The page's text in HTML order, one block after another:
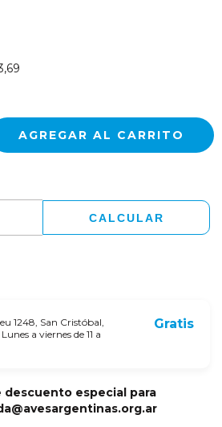
CALCULAR
1248, San Cristóbal,
a viernes de 11 a
Gratis
especial para